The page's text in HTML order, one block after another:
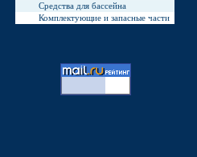
Средства для бассейна
Комплектующие и запасные части